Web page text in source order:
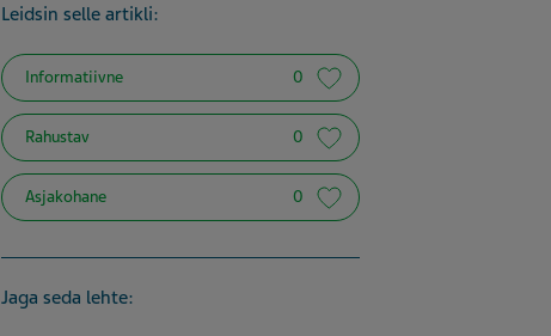
Leidsin selle artikli:
Informatiivne 0
Rahustav 0
Asjakohane 0
Jaga seda lehte: